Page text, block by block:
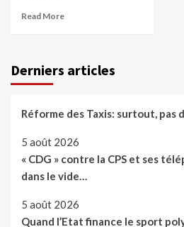
Read More
Derniers articles
Réforme des Taxis: surtout, pas
5 août 2026
« CDG » contre la CPS et ses
dans le vide…
5 août 2026
Quand l’Etat finance le sport